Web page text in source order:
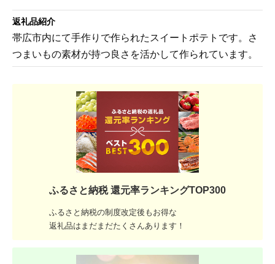
返礼品紹介
帯広市内にて手作りで作られたスイートポテトです。さ
つまいもの素材が持つ良さを活かして作られています。
ふるさと納税 還元率ランキングTOP300
ふるさと納税の制度改定後もお得な
返礼品はまだまだたくさんあります！